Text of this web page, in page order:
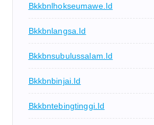
Bkkbnlhokseumawe.id
Bkkbnlangsa.id
Bkkbnsubulussalam.id
Bkkbnbinjai.id
Bkkbntebingtinggi.id